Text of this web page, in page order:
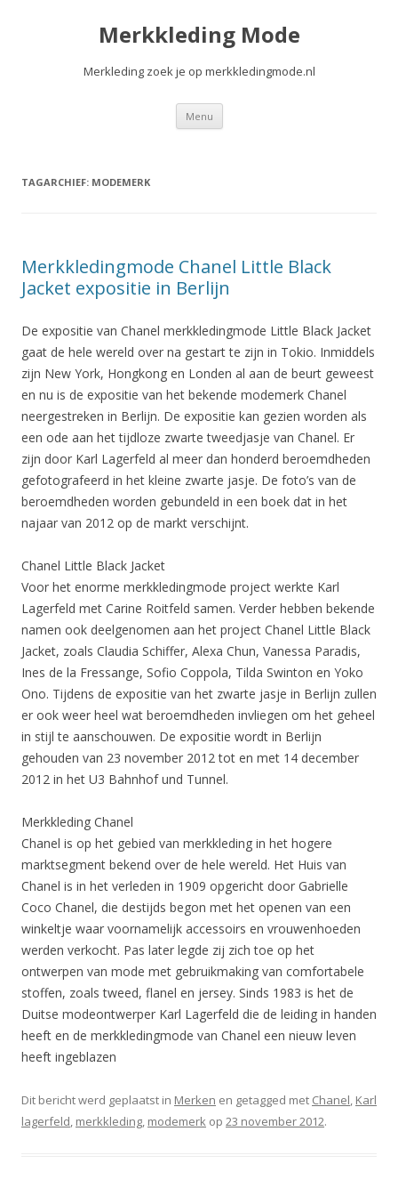
Merkkleding Mode
Merkleding zoek je op merkkledingmode.nl
Menu Spring
de
TAGARCHIEF: MODEMERK
Merkkledingmode Chanel Little Black
Jacket expositie in Berlijn
De expositie van Chanel merkkledingmode Little Black Jacket
gaat de hele wereld over na gestart te zijn in Tokio. Inmiddels
zijn New York, Hongkong en Londen al aan de beurt geweest
en nu is de expositie van het bekende modemerk Chanel
neergestreken in Berlijn. De expositie kan gezien worden als
een ode aan het tijdloze zwarte tweedjasje van Chanel. Er
zijn door Karl Lagerfeld al meer dan honderd beroemdheden
gefotografeerd in het kleine zwarte jasje. De foto’s van de
beroemdheden worden gebundeld in een boek dat in het
najaar van 2012 op de markt verschijnt.
Chanel Little Black Jacket
Voor het enorme merkkledingmode project werkte Karl
Lagerfeld met Carine Roitfeld samen. Verder hebben bekende
namen ook deelgenomen aan het project Chanel Little Black
Jacket, zoals Claudia Schiffer, Alexa Chun, Vanessa Paradis,
Ines de la Fressange, Sofio Coppola, Tilda Swinton en Yoko
Ono. Tijdens de expositie van het zwarte jasje in Berlijn zullen
er ook weer heel wat beroemdheden invliegen om het geheel
in stijl te aanschouwen. De expositie wordt in Berlijn
gehouden van 23 november 2012 tot en met 14 december
2012 in het U3 Bahnhof und Tunnel.
Merkkleding Chanel
Chanel is op het gebied van merkkleding in het hogere
marktsegment bekend over de hele wereld. Het Huis van
Chanel is in het verleden in 1909 opgericht door Gabrielle
Coco Chanel, die destijds begon met het openen van een
winkeltje waar voornamelijk accessoirs en vrouwenhoeden
werden verkocht. Pas later legde zij zich toe op het
ontwerpen van mode met gebruikmaking van comfortabele
stoffen, zoals tweed, flanel en jersey. Sinds 1983 is het de
Duitse modeontwerper Karl Lagerfeld die de leiding in handen
heeft en de merkkledingmode van Chanel een nieuw leven
heeft ingeblazen
Dit bericht werd geplaatst in Merken en getagged met Chanel, Karl
lagerfeld, merkkleding, modemerk op 23 november 2012.